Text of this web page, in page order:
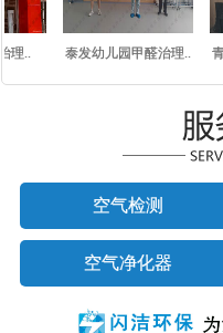
理.. 泰发幼儿园甲醛治理..
空气检测
空气净化器